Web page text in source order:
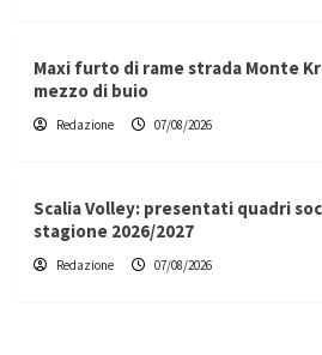
Maxi furto di rame strada Monte
mezzo di buio
Redazione 07/08/2026
Scalia Volley: presentati quadri
stagione 2026/2027
Redazione 07/08/2026